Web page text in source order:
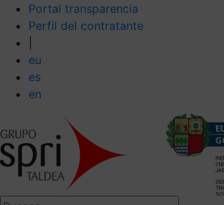
Portal transparencia
Perfil del contratante
eu
es
en